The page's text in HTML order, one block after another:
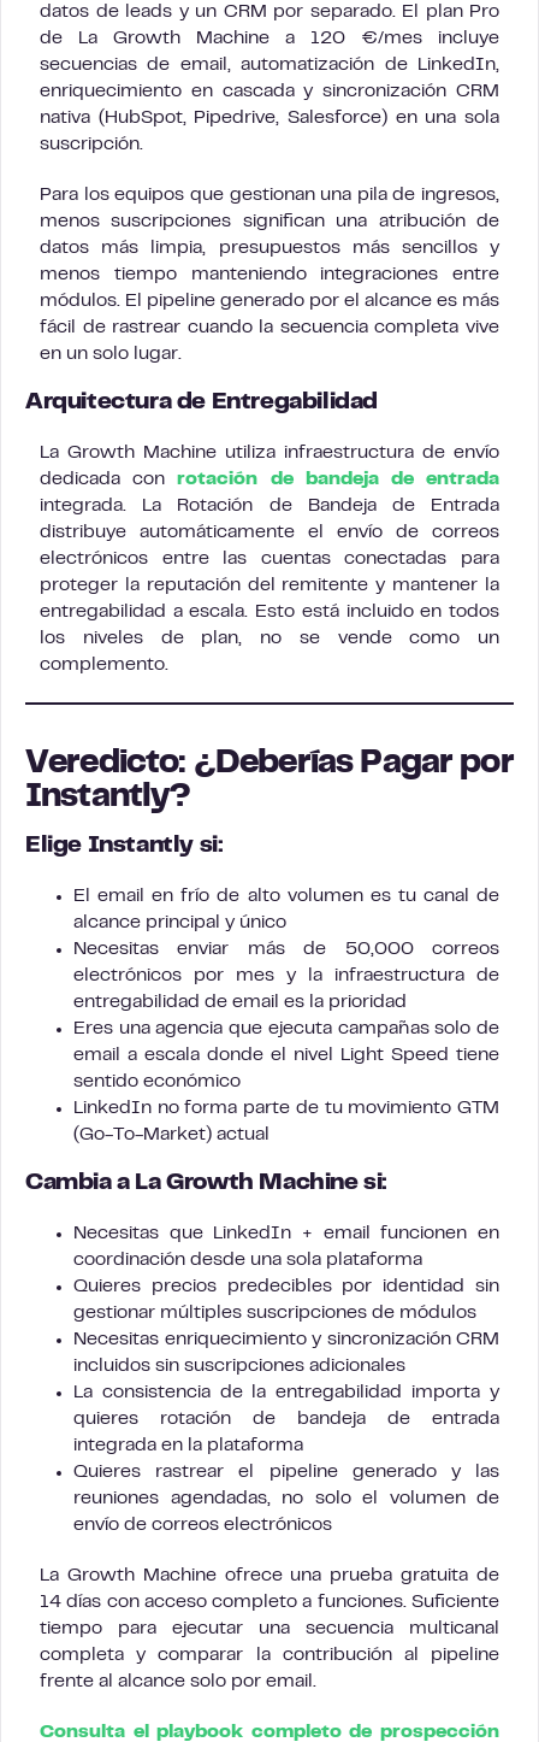
datos de leads y un CRM por separado. El plan Pro
de La Growth Machine a 120 €/mes incluye
secuencias de email, automatización de LinkedIn,
enriquecimiento en cascada y sincronización CRM
nativa (HubSpot, Pipedrive, Salesforce) en una sola
suscripción.
Para los equipos que gestionan una pila de ingresos,
menos suscripciones significan una atribución de
datos más limpia, presupuestos más sencillos y
menos tiempo manteniendo integraciones entre
módulos. El pipeline generado por el alcance es más
fácil de rastrear cuando la secuencia completa vive
en un solo lugar.
Arquitectura de Entregabilidad
La Growth Machine utiliza infraestructura de envío
dedicada conrotación de bandeja de entrada
integrada. La Rotación de Bandeja de Entrada
distribuye automáticamente el envío de correos
electrónicos entre las cuentas conectadas para
proteger la reputación del remitente y mantener la
entregabilidad a escala. Esto está incluido en todos
los niveles de plan, no se vende como un
complemento.
Veredicto: ¿Deberías Pagar por
Instantly?
Elige Instantly si:
El email en frío de alto volumen es tu canal de
alcance principal y único
Necesitas enviar más de 50,000 correos
electrónicos por mes y la infraestructura de
entregabilidad de email es la prioridad
Eres una agencia que ejecuta campañas solo de
email a escala donde el nivel Light Speed tiene
sentido económico
LinkedIn no forma parte de tu movimiento GTM
(Go-To-Market) actual
Cambia a La Growth Machine si:
Necesitas que LinkedIn + email funcionen en
coordinación desde una sola plataforma
Quieres precios predecibles por identidad sin
gestionar múltiples suscripciones de módulos
Necesitas enriquecimiento y sincronización CRM
incluidos sin suscripciones adicionales
La consistencia de la entregabilidad importa y
quieres rotación de bandeja de entrada
integrada en la plataforma
Quieres rastrear el pipeline generado y las
reuniones agendadas, no solo el volumen de
envío de correos electrónicos
La Growth Machine ofrece una prueba gratuita de
14 días con acceso completo a funciones. Suficiente
tiempo para ejecutar una secuencia multicanal
completa y comparar la contribución al pipeline
frente al alcance solo por email.
Consulta el playbook completo de prospección